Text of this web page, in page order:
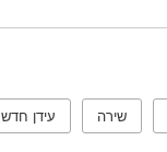
שירה עידן חדש